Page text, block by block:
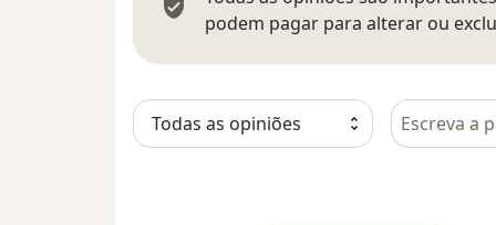
podem pagar para alterar ou
Pesquisar